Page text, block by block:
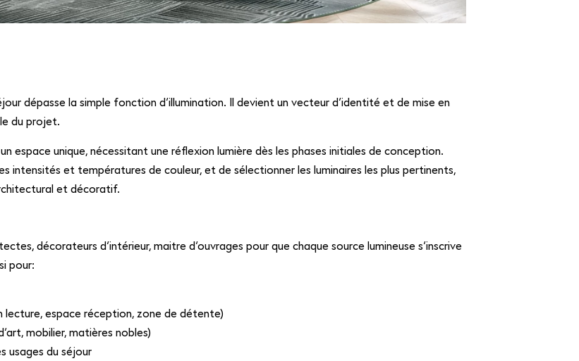
dépasse la simple fonction d’illumination. Il devient un vecteur d’identité et de mise en
du projet.
espace unique, nécessitant une réflexion lumière dès les phases initiales de conception.
intensités et températures de couleur, et de sélectionner les luminaires les plus pertinents,
et décoratif.
décorateurs d’intérieur, maitre d’ouvrages pour que chaque source lumineuse s’inscrive
pour:
espace réception, zone de détente)
mobilier, matières nobles)
usages du séjour